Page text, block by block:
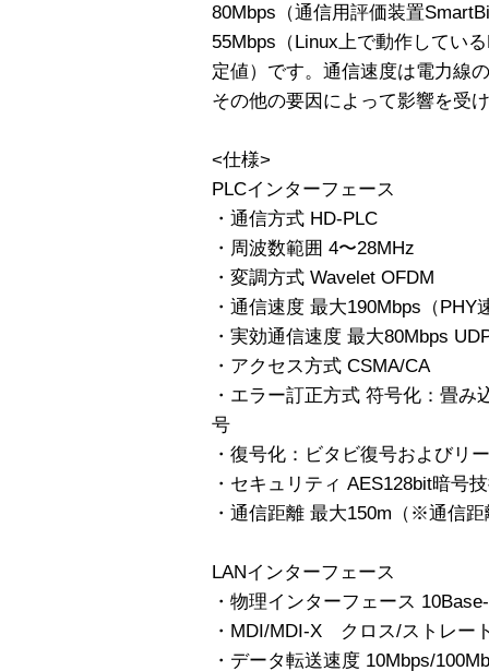
80Mbps（通信用評価装置
55Mbps（Linux上で動作してい
定値）です。通信速度は電力線
その他の要因によって影響を受
<仕様>
PLCインターフェース
・通信方式 HD-PLC
・周波数範囲 4〜28MHz
・変調方式 Wavelet OFDM
・通信速度 最大190Mbps（
・実効通信速度 最大80Mbps
・アクセス方式 CSMA/CA
・エラー訂正方式 符号化：畳
号
・復号化：ビタビ復号およびリ
・セキュリティ AES128bit暗号
・通信距離 最大150m（※通信
LANインターフェース
・物理インターフェース
・MDI/MDI-X クロス/ストレー
・データ転送速度 10Mbps/